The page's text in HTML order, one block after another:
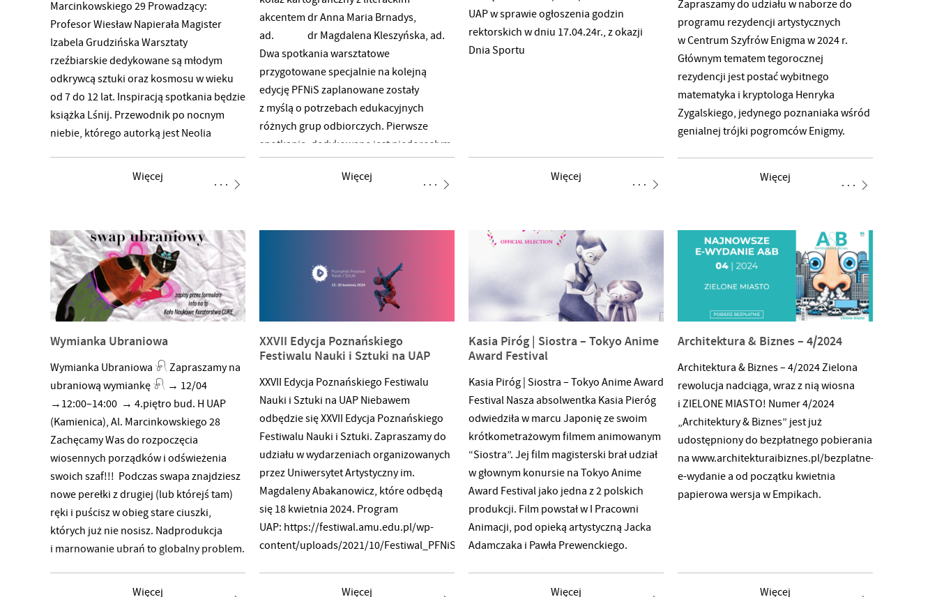
Poznan Academy of Fine Arts 2、拟邀明
星嘉宾 2. Intended invitation of celebrity
guests 汤镇业 中国香港男演员 香港无线
五虎将之一，制片人、监制 Tong
Zhenye, a Hong
kadry dydaktycznej, jak i studentów.
Dziękujemy wszystkim uczestnikom za
aktywny udział oraz za owocne dyskusje
i wymianę
Bosackiego, Cezarego Hładki, Marii Ornaf,
Izabeli Sitarskiej i Anny Konik.
Prezentowane filmy powstały w roku
akademickim
Marcinkowskiego 29 Prowadzący:
Profesor Wiesław Napierała Magister
Izabela Grudzińska Warsztaty
rzeźbiarskie dedykowane są młodym
odkrywcą sztuki oraz kosmosu w wieku
od 7 do 12 lat. Inspiracją spotkania będzie
książka Lśnij. Przewodnik po nocnym
niebie, którego autorką jest Neolia
a twórczynią przepięknych ilustracji Sara
pierwszym twórcom pisma! Modelowanie
tą metodą w szczególny sposób pomaga
rozbudzać wyobraźnię oraz może
wpłynąć na rozwój manualny i wrażliwość
estetyczną. Prace z pomocą
ceramicznym. Zapisy prosimy kierować
na adres izabela.grudzinska@uap.edu.pl,
ilość miejsc: 10. Serdecznie zapraszamy
do udziału! 15 kwiecień,
Więcej
akcentem dr Anna Maria Brnadys,
ad. dr Magdalena Kleszyńska, ad.
Dwa spotkania warsztatowe
przygotowane specjalnie na kolejną
edycję PFNiS zaplanowane zostały
z myślą o potrzebach edukacyjnych
różnych grup odbiorczych. Pierwsze
spotkanie, dedykowane jest niedorosłym,
którzy wykazują silną potrzebę
poszukiwań twórczych. Tym razem, za
przeniesiemy się w podróż wyobraźnią
tylko sobie. Dzieci, jeszcze zanim nauczą
się pisać czy liczyć, niejednokrotnie
tworzą wizualne wariacje na temat map,
są to nietuzinkowe próby ujęcia
widzianego na płaszczyźnie, które
zasługują, aby wybrzmieć jako
pełnowartościowe obiekty artystyczne.
Spotkanie dla osób powyżej 15 roku życia
stanowić będzie dopełnienie,
Więcej
UAP w sprawie ogłoszenia godzin
rektorskich w dniu 17.04.24r., z okazji
Dnia Sportu
Więcej
Zapraszamy do udziału w naborze do
programu rezydencji artystycznych
w Centrum Szyfrów Enigma w 2024 r.
Głównym tematem tegorocznej
rezydencji jest postać wybitnego
matematyka i kryptologa Henryka
Zygalskiego, jedynego poznaniaka wśród
genialnej trójki pogromców Enigmy.
zaplanowanych na ten rok wydarzeń
można zgłaszać projekty artystyczne
i artystyczno-edukacyjne. Liczymy na
kreatywne podejście kandydatów
i kandydatek na rezydentów i rezydentki
w Centrum Szyfrów Enigma. Zgłaszać
sztuki, a także te powstałe na styku wielu
dziedzin. Wyłoniony/a w naborze
Rezydent/tka będzie realizował/a swój
autorski projekt oraz związane z nim
wydarzenia z udziałem publiczności w
Więcej
Wymianka Ubraniowa
Wymianka Ubraniowa 𓍯 Zapraszamy na
ubraniową wymiankę 𓍯 → 12/04
→12:00–14:00 → 4.piętro bud. H UAP
(Kamienica), Al. Marcinkowskiego 28
Zachęcamy Was do rozpoczęcia
wiosennych porządków i odświeżenia
swoich szaf!!! Podczas swapa znajdziesz
nowe perełki z drugiej (lub którejś tam)
ręki i puścisz w obieg stare ciuszki,
których już nie nosisz. Nadprodukcja
i marnowanie ubrań to globalny problem.
swój żywot na wysypiskach śmieci. Let’s
Więcej
XXVII Edycja Poznańskiego
Festiwalu Nauki i Sztuki na UAP
XXVII Edycja Poznańskiego Festiwalu
Nauki i Sztuki na UAP Niebawem
odbędzie się XXVII Edycja Poznańskiego
Festiwalu Nauki i Sztuki. Zapraszamy do
udziału w wydarzeniach organizowanych
przez Uniwersytet Artystyczny im.
Magdaleny Abakanowicz, które odbędą
się 18 kwietnia 2024. Program
UAP: https://festiwal.amu.edu.pl/wp-
content/uploads/2021/10/Festiwal_PFNiS_2024_program_UAP.pdf
Więcej
Kasia Piróg | Siostra – Tokyo Anime
Award Festival
Kasia Piróg | Siostra – Tokyo Anime Award
Festival Nasza absolwentka Kasia Pieróg
odwiedziła w marcu Japonię ze swoim
krótkometrażowym filmem animowanym
“Siostra”. Jej film magisterski brał udział
w głownym konursie na Tokyo Anime
Award Festival jako jedna z 2 polskich
produkcji. Film powstał w I Pracowni
Animacji, pod opieką artystyczną Jacka
Adamczaka i Pawła Prewenckiego.
Wyjazd był współfinansowany przez
Więcej
Architektura & Biznes – 4/2024
Architektura & Biznes – 4/2024 Zielona
rewolucja nadciąga, wraz z nią wiosna
i ZIELONE MIASTO! Numer 4/2024
„Architektury & Biznes” jest już
udostępniony do bezpłatnego pobierania
na www.architekturaibiznes.pl/bezplatne-
e-wydanie a od początku kwietnia
papierowa wersja w Empikach.
Więcej